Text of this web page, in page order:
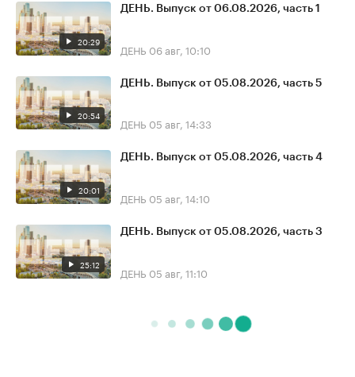
20:29
ДЕНЬ. Выпуск от 06.08.2026, часть 1
ДЕНЬ 06 авг, 10:10
20:54
ДЕНЬ. Выпуск от 05.08.2026, часть 5
ДЕНЬ 05 авг, 14:33
20:01
ДЕНЬ. Выпуск от 05.08.2026, часть 4
ДЕНЬ 05 авг, 14:10
25:12
ДЕНЬ. Выпуск от 05.08.2026, часть 3
ДЕНЬ 05 авг, 11:10